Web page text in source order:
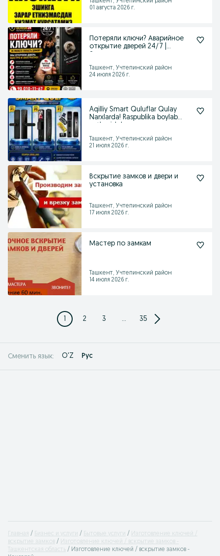
01 августа 2026 г.
Потеряли ключи? Аварийное
открытие дверей 24/7 |
Ташкент, Учтепинский район
24 июля 2026 г.
Aqilliy Smart Quluflar Qulay
Narxlarda! Raspublika boylab
Ташкент, Учтепинский район
21 июля 2026 г.
Вскрытие замков и двери и
установка
Ташкент, Учтепинский район
17 июля 2026 г.
Мастер по замкам
Ташкент, Учтепинский район
14 июля 2026 г.
1 2 3 ... 35
Сменить язык: O'Z Рус
Главная Бизнес и услуги Бытовые услуги
Изготовление ключей /
вскрытие замков
Изготовление ключей / вскрытие замков -
Ташкентская область
Изготовление ключей / вскрытие замков -